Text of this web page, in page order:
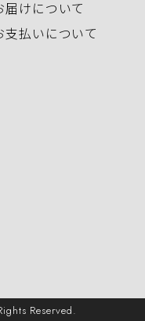
届けについて
支払いについて
Reserved.